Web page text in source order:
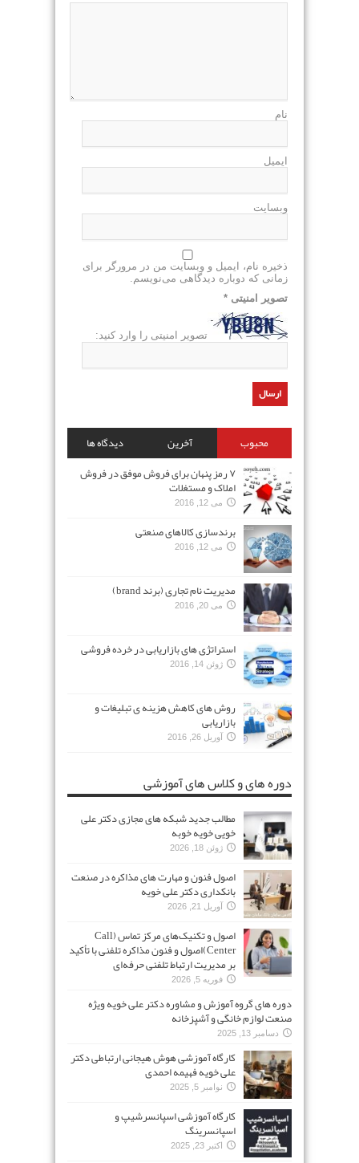
نام
ایمیل
وبسایت
ذخیره نام، ایمیل و وبسایت من در مرورگر برای
زمانی که دوباره دیدگاهی می‌نویسم.
تصویر امنیتی *
تصویر امنیتی را وارد کنید:
محبوب آخرین
دیدگاه ها
۷ رمز پنهان برای فروش موفق در فروش
املاک و مستغلات
می 12, 2016
برندسازی کالاهای صنعتی
می 12, 2016
مدیریت نام تجاری (برند brand)
می 20, 2016
استراتژی های بازاریابی در خرده فروشی
ژوئن 14, 2016
روش های کاهش هزینه ی تبلیغات و
بازاریابی
آوریل 26, 2016
دوره های و کلاس های آموزشی
مطالب جدید شبکه های مجازی دکتر علی
خویی خویه خوبه
ژوئن 18, 2026
اصول فنون و مهارت های مذاکره در صنعت
بانکداری دکتر علی خویه
آوریل 21, 2026
اصول و تکنیک‌های مرکز تماس (Call
Center)اصول و فنون مذاکره تلفنی با تأکید
بر مدیریت ارتباط تلفنی حرفه‌ای
فوریه 5, 2026
دوره های گروه آموزش و مشاوره دکتر علی خویه ویژه
صنعت لوازم خانگی و آشپزخانه
دسامبر 13, 2025
کارگاه آموزشی هوش هیجانی ارتباطی دکتر
علی خویه فهیمه احمدی
نوامبر 5, 2025
کارگاه آموزشی اسپانسرشیپ و
اسپانسرینگ
اکتبر 23, 2025